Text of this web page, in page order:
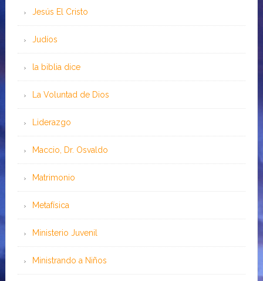
Jesús El Cristo
Judíos
la biblia dice
La Voluntad de Dios
Liderazgo
Maccio, Dr. Osvaldo
Matrimonio
Metafísica
Ministerio Juvenil
Ministrando a Niños